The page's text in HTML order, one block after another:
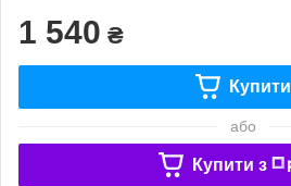
1 540 ₴
Купити
або
Купити з